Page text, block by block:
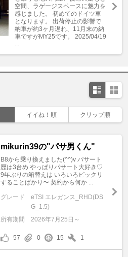
空間、ラゲージスペースに魅力を
感じました。 初めてのドイツ車
となります。 出荷停止の影響で
納車が約3ヶ月遅れ、11月末の納
車ですがMY25です。 2025/04/19
...
イイね！順 クリップ順
mikurin39の"パサ男くん"
B8から乗り換えました(^^)v パサート
歴は3台め やっぱりパサート大好き♡
9年ぶりの箱替えは いろいろビックリ
することばかり〜 契約から何か ...
グレード
eTSI エレガンス_RHD(DS
G_1.5)
所有期間
2026年7月25日～
57 0 15 1